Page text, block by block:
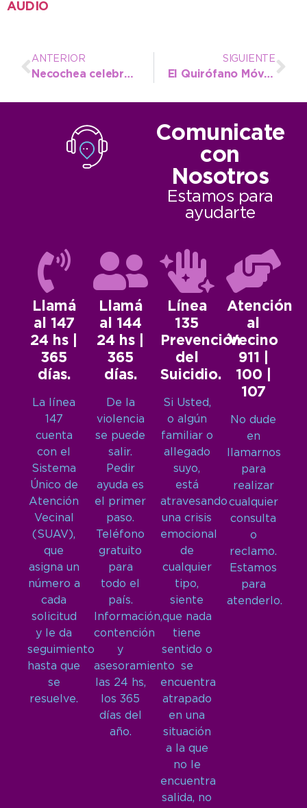
AUDIO
ANTERIOR
Necochea celebra el Día de los Jardines y de las Maestras Jardineras
SIGUIENTE
El Quirófano Móvil vuelve a Quequén en junio y se queda un mes y medio
Comunicate
con
Nosotros
Estamos para
ayudarte
Llamá
al 147
24 hs |
365
días.
La línea
147
cuenta
con el
Sistema
Único de
Atención
Vecinal
(SUAV),
que
asigna un
número a
cada
solicitud
y le da
seguimiento
hasta que
se
resuelve.
Llamá
al 144
24 hs |
365
días.
De la
violencia
se puede
salir.
Pedir
ayuda es
el primer
paso.
Teléfono
gratuito
para
todo el
país.
Información,
contención
y
asesoramiento
las 24 hs,
los 365
días del
año.
Línea
135
Prevención
del
Suicidio.
Si Usted,
o algún
familiar o
allegado
suyo,
está
atravesando
una crisis
emocional
de
cualquier
tipo,
siente
que nada
tiene
sentido o
se
encuentra
atrapado
en una
situación
a la que
no le
encuentra
salida, no
Atención
al
Vecino
911 |
100 |
107
No dude
en
llamarnos
para
realizar
cualquier
consulta
o
reclamo.
Estamos
para
atenderlo.